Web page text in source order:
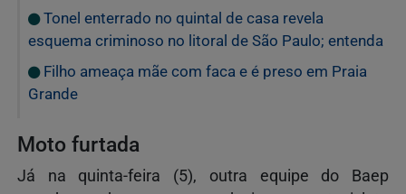
Tonel enterrado no quintal de casa revela
esquema criminoso no litoral de São Paulo; entenda
Filho ameaça mãe com faca e é preso em Praia
Grande
Moto furtada
Já na quinta-feira (5), outra equipe do Baep